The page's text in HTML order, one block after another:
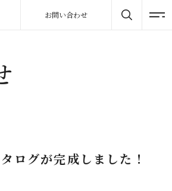
お問い合わせ
ログが完成しました！